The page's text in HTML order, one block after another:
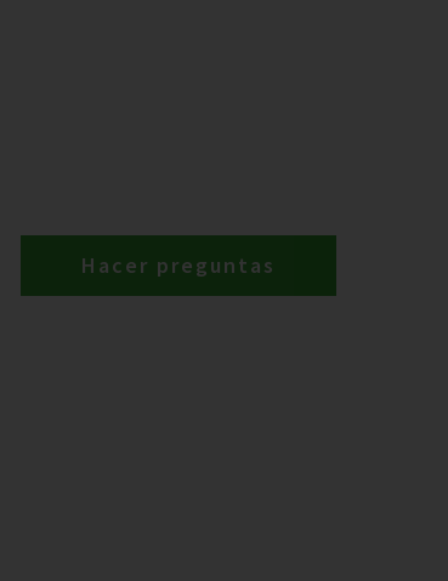
Hacer preguntas